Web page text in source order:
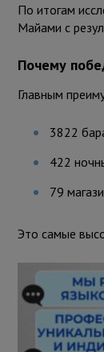
По итогам
Майами с
Почему
Главным
3822
422
79
Это самые